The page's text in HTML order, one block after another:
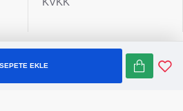
SEPETE EKLE
90 Whatsapp